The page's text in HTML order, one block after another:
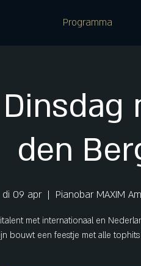
Programma
den
di 09 apr
  |
Pianobar MAXIM
met internationaal en
bouwt een feestje met alle